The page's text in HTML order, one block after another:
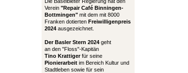
Verein "Repair Café Binningen-
Bottmingen" mit dem mit 8000
Franken dotierten Freiwilligenpreis
2024 ausgezeichnet.
Der Basler Stern 2024 geht
an den "Floss"-Kapitän
Tino Krattigerfür seine
Pionierarbeit im Bereich Kultur und
Stadtleben sowie für sein